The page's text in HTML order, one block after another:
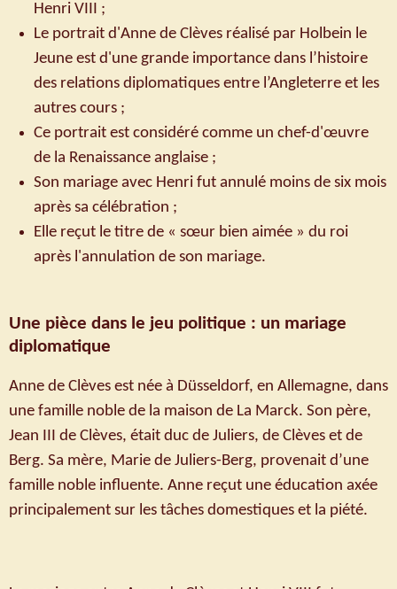
Henri VIII ;
Le portrait d'Anne de Clèves réalisé par Holbein le
Jeune est d'une grande importance dans l’histoire
des relations diplomatiques entre l’Angleterre et les
autres cours ;
Ce portrait est considéré comme un chef-d'œuvre
de la Renaissance anglaise ;
Son mariage avec Henri fut annulé moins de six mois
après sa célébration ;
Elle reçut le titre de « sœur bien aimée » du roi
après l'annulation de son mariage.
Une pièce dans le jeu politique : un mariage
diplomatique
Anne de Clèves est née à Düsseldorf, en Allemagne, dans
une famille noble de la maison de La Marck. Son père,
Jean III de Clèves, était duc de Juliers, de Clèves et de
Berg. Sa mère, Marie de Juliers-Berg, provenait d’une
famille noble influente. Anne reçut une éducation axée
principalement sur les tâches domestiques et la piété.